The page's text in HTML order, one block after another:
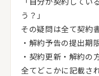
う？」
その疑問は全て契約
・解約予告の提出期
・契約更新・解約の
全てどこかに記載さ